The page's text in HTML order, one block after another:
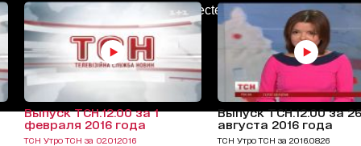
AdBlockDetected!
Выпуск ТСН.12:00 за 1
февраля 2016 года
ТСН Утро ТСН за 02.01.2016
Выпуск ТСН.12:00 за 26
августа 2016 года
ТСН Утро ТСН за 2016.08.26